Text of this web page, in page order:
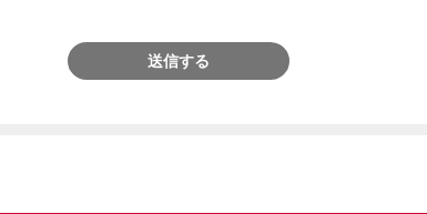
送信する